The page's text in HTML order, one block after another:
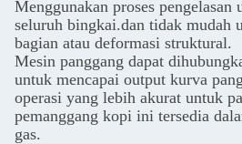
Menggunakan proses
seluruh bingkai.dan tidak mudah
bagian atau deformasi struktural.
Mesin panggang dapat
untuk mencapai output kurva
operasi yang lebih akurat untuk
pemanggang kopi ini tersedia
gas.